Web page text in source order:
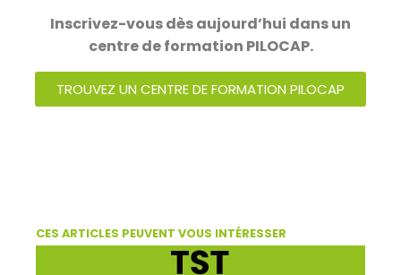
Inscrivez-vous dès aujourd’hui dans un
centre de formation PILOCAP.
TROUVEZ UN CENTRE DE FORMATION PILOCAP
CES ARTICLES PEUVENT VOUS INTÉRESSER